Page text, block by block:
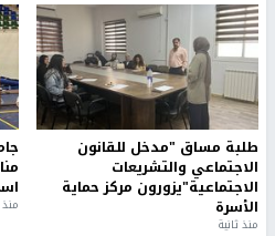
طلبة مساق "مدخل للقانون
الاجتماعي والتشريعات
الاجتماعية"يزورون مركز حماية
الأسرة
منذ ثانية
منذ 48 دقيقة